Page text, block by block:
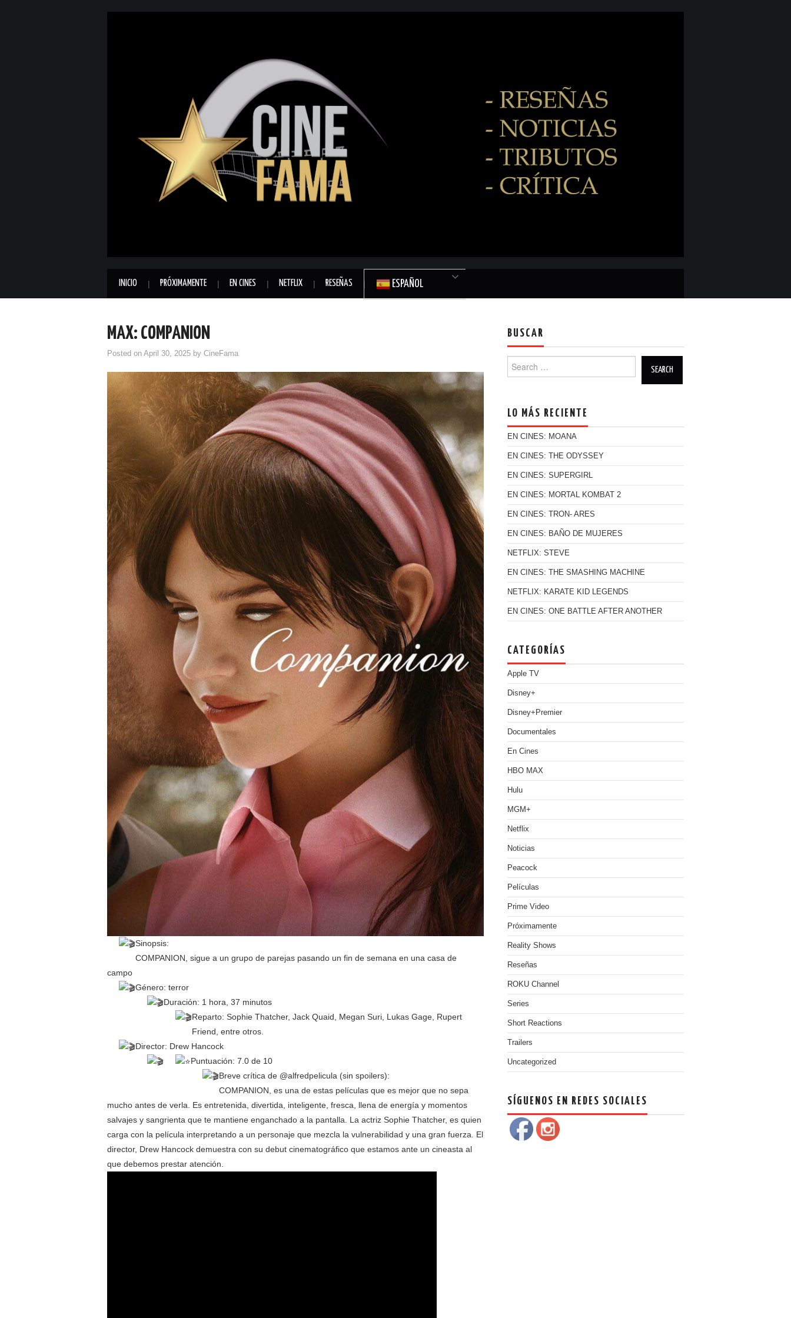
INICIO PRÓXIMAMENTE EN CINES NETFLIX RESEÑAS ESPAÑOL
MAX: COMPANION
Posted on April 30, 2025 by CineFama
Sinopsis:
COMPANION, sigue a un grupo de parejas pasando un fin de semana en una casa de
campo
Género: terror
Duración: 1 hora, 37 minutos
Reparto: Sophie Thatcher, Jack Quaid, Megan Suri, Lukas Gage, Rupert
Friend, entre otros.
Director: Drew Hancock
Puntuación: 7.0 de 10
Breve crítica de @alfredpelicula (sin spoilers):
COMPANION, es una de estas películas que es mejor que no sepa
mucho antes de verla. Es entretenida, divertida, inteligente, fresca, llena de energía y momentos
salvajes y sangrienta que te mantiene enganchado a la pantalla. La actriz Sophie Thatcher, es quien
carga con la película interpretando a un personaje que mezcla la vulnerabilidad y una gran fuerza. El
director, Drew Hancock demuestra con su debut cinematográfico que estamos ante un cineasta al
que debemos prestar atención.
BUSCAR
Search for:
LO MÁS RECIENTE
EN CINES: MOANA
EN CINES: THE ODYSSEY
EN CINES: SUPERGIRL
EN CINES: MORTAL KOMBAT 2
EN CINES: TRON- ARES
EN CINES: BAÑO DE MUJERES
NETFLIX: STEVE
EN CINES: THE SMASHING MACHINE
NETFLIX: KARATE KID LEGENDS
EN CINES: ONE BATTLE AFTER ANOTHER
CATEGORÍAS
Apple TV
Disney+
Disney+Premier
Documentales
En Cines
HBO MAX
Hulu
MGM+
Netflix
Noticias
Peacock
Películas
Prime Video
Próximamente
Reality Shows
Reseñas
ROKU Channel
Series
Short Reactions
Trailers
Uncategorized
SÍGUENOS EN REDES SOCIALES